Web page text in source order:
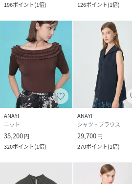
196ポイント(1倍)
126ポイント(1倍)
ANAYI
ニット
35,200円
320ポイント(1倍)
ANAYI
シャツ・ブラウス
29,700円
270ポイント(1倍)